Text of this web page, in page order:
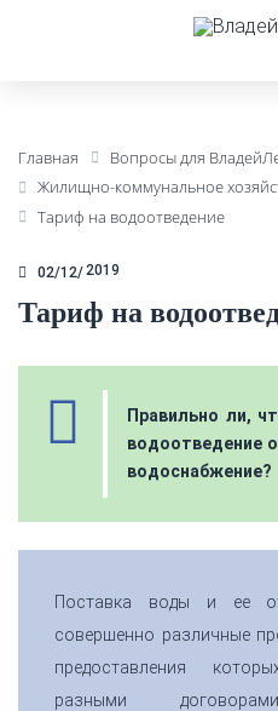
Главная
Вопросы для
Жилищно-коммунальное
Тариф на водоотведение
02/12 2019
Тариф на
Правильно ли,
водоотведение
водоснабжение?
Поставка воды и ее
совершенно различные
предоставления
разными